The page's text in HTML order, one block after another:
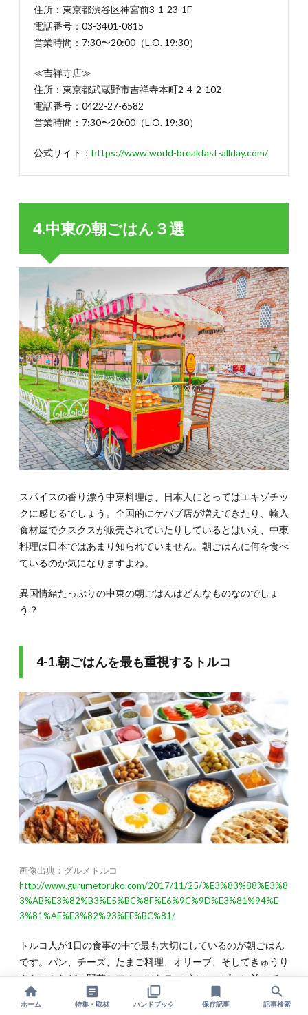
住所：東京都渋谷区神宮前3-1-23-1F
電話番号：03-3401-0815
営業時間：7:30〜20:00（L.O. 19:30）
≪吉祥寺店≫
住所：東京都武蔵野市吉祥寺本町2-4-2-102
電話番号：0422-27-6582
営業時間：7:30〜20:00（L.O. 19:30）
公式サイト： https://www.world-breakfast-allday.com/
4.中東の朝ごはん３選
スパイスの香り漂う中東料理は、日本人にとってはエキゾチッ
クに感じるでしょう。全国的にケバブ店が増えてきたり、輸入
食材屋でクスクスが販売されていたりしているとはいえ、中東
料理は日本ではあまり知られていません。朝ごはんに何を食べ
ているのか気になりますよね。
異国情緒たっぷりの中東の朝ごはんはどんなものなのでしょ
う？
4-1.朝ごはんを最も重視するトルコ
画像出典：グルメトルコ
http://www.gurumetoruko.com/2017/11/25/%E3%83%88%E3%8
3%AB%E3%82%B3%E5%BC%8F%E6%9C%9D%E3%81%94%E
3%81%AF%E3%82%93%EF%BC%81/
トルコ人が1日の食事の中で最も大切にしているのが朝ごはん
です。パン、チーズ、たまご料理、オリーブ、そしてきゅうり
やトマトなどの野菜とフルーツをテーブルいっぱいに並べて、
家族みんなでゆっくり食べます。
ホーム 特集・取材 ハンドブック 保存記事 記事検索